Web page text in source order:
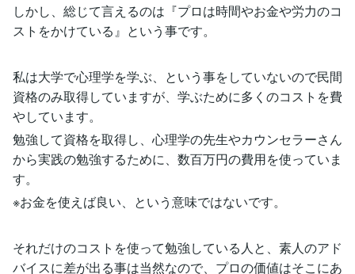
しかし、総じて言えるのは『プロは時間やお金や労力のコ
ストをかけている』という事です。
私は大学で心理学を学ぶ、という事をしていないので民間
資格のみ取得していますが、学ぶために多くのコストを費
やしています。
勉強して資格を取得し、心理学の先生やカウンセラーさん
から実践の勉強するために、数百万円の費用を使っていま
す。
※お金を使えば良い、という意味ではないです。
それだけのコストを使って勉強している人と、素人のアド
バイスに差が出る事は当然なので、プロの価値はそこにあ